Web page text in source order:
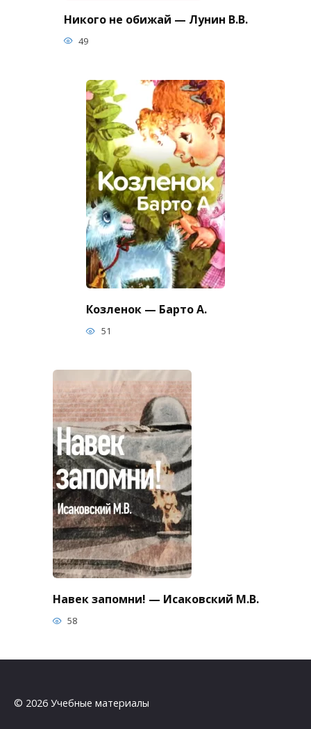
Никого не обижай — Лунин В.В.
49
Козленок — Барто А.
51
Навек запомни! — Исаковский М.В.
58
© 2026 Учебные материалы